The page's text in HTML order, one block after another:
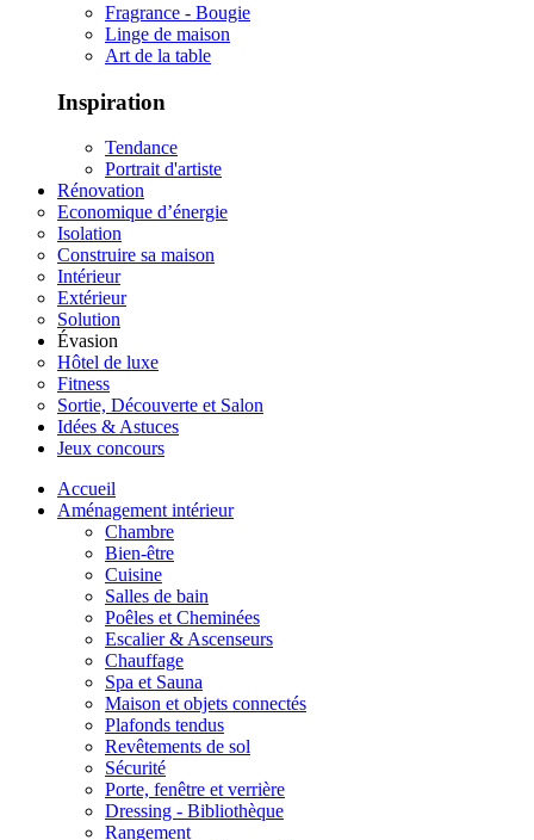
Fragrance - Bougie
Linge de maison
Art de la table
Inspiration
Tendance
Portrait d'artiste
Rénovation
Economique d’énergie
Isolation
Construire sa maison
Intérieur
Extérieur
Solution
Évasion
Hôtel de luxe
Fitness
Sortie, Découverte et Salon
Idées & Astuces
Jeux concours
Accueil
Aménagement intérieur
Chambre
Bien-être
Cuisine
Salles de bain
Poêles et Cheminées
Escalier & Ascenseurs
Chauffage
Spa et Sauna
Maison et objets connectés
Plafonds tendus
Revêtements de sol
Sécurité
Porte, fenêtre et verrière
Dressing - Bibliothèque
Rangement